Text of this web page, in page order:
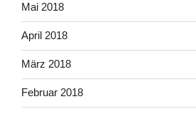
Mai 2018
April 2018
März 2018
Februar 2018